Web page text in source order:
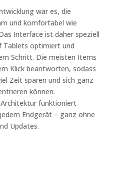
war es, die
und komfortabel wie
Interface ist daher speziell
Tablets optimiert und
Schritt. Die meisten Items
Klick beantworten, sodass
Zeit sparen und sich ganz
können.
funktioniert
Endgerät – ganz ohne
Updates.